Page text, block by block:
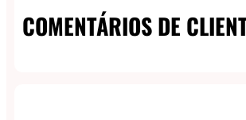
COMENTÁRIOS DE